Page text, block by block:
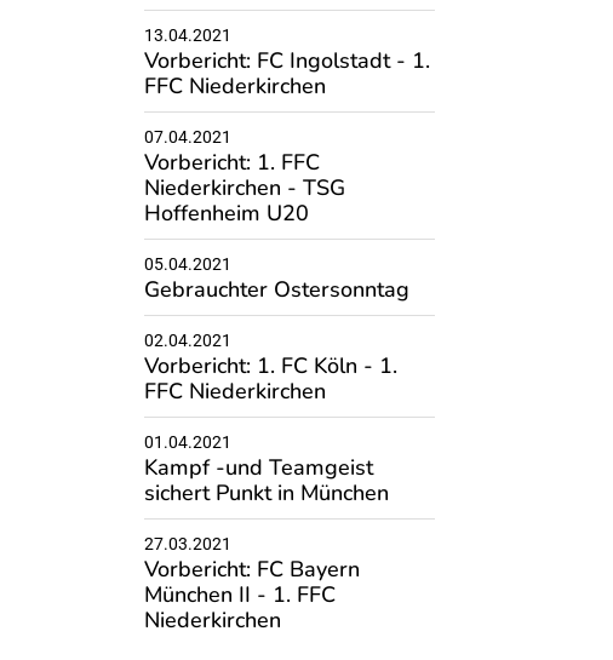
13.04.2021
Vorbericht: FC Ingolstadt - 1.
FFC Niederkirchen
07.04.2021
Vorbericht: 1. FFC
Niederkirchen - TSG
Hoffenheim U20
05.04.2021
Gebrauchter Ostersonntag
02.04.2021
Vorbericht: 1. FC Köln - 1.
FFC Niederkirchen
01.04.2021
Kampf -und Teamgeist
sichert Punkt in München
27.03.2021
Vorbericht: FC Bayern
München II - 1. FFC
Niederkirchen